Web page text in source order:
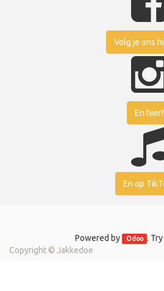
Volg je ons
En hier?
En op
Powered by Odoo .
Copyright © Jakkedoe